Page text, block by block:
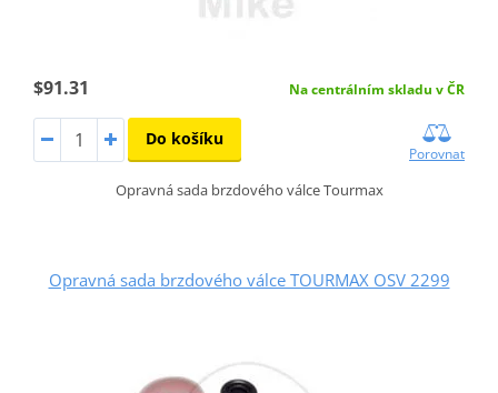
$91.31 Na centrálním skladu v ČR
Do košíku
Porovnat
Opravná sada brzdového válce Tourmax
Opravná sada brzdového válce TOURMAX OSV 2299